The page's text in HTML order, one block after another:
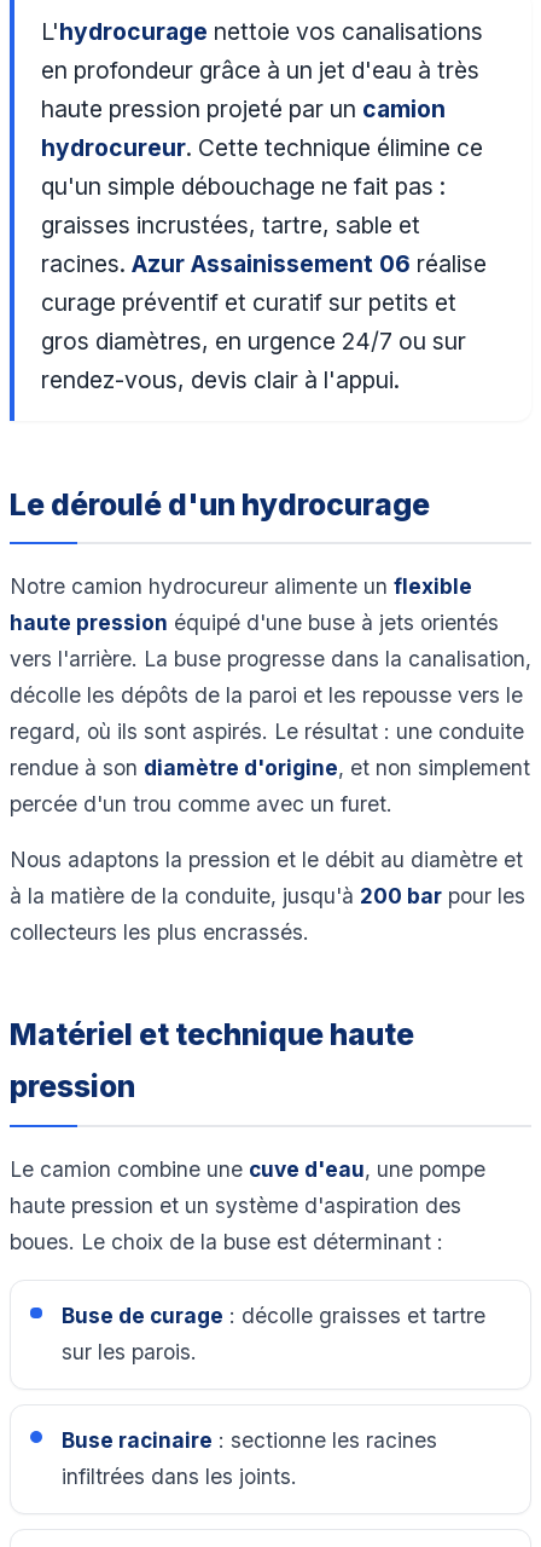
L'hydrocurage nettoie vos canalisations
en profondeur grâce à un jet d'eau à très
haute pression projeté par un camion
hydrocureur. Cette technique élimine ce
qu'un simple débouchage ne fait pas :
graisses incrustées, tartre, sable et
racines.Azur Assainissement 06 réalise
curage préventif et curatif sur petits et
gros diamètres, en urgence 24/7 ou sur
rendez-vous, devis clair à l'appui.
Le déroulé d'un hydrocurage
Notre camion hydrocureur alimente un flexible
haute pression équipé d'une buse à jets orientés
vers l'arrière. La buse progresse dans la canalisation,
décolle les dépôts de la paroi et les repousse vers le
regard, où ils sont aspirés. Le résultat : une conduite
rendue à son diamètre d'origine, et non simplement
percée d'un trou comme avec un furet.
Nous adaptons la pression et le débit au diamètre et
à la matière de la conduite, jusqu'à 200 bar pour les
collecteurs les plus encrassés.
Matériel et technique haute
pression
Le camion combine une cuve d'eau, une pompe
haute pression et un système d'aspiration des
boues. Le choix de la buse est déterminant :
Buse de curage : décolle graisses et tartre
sur les parois.
Buse racinaire : sectionne les racines
infiltrées dans les joints.